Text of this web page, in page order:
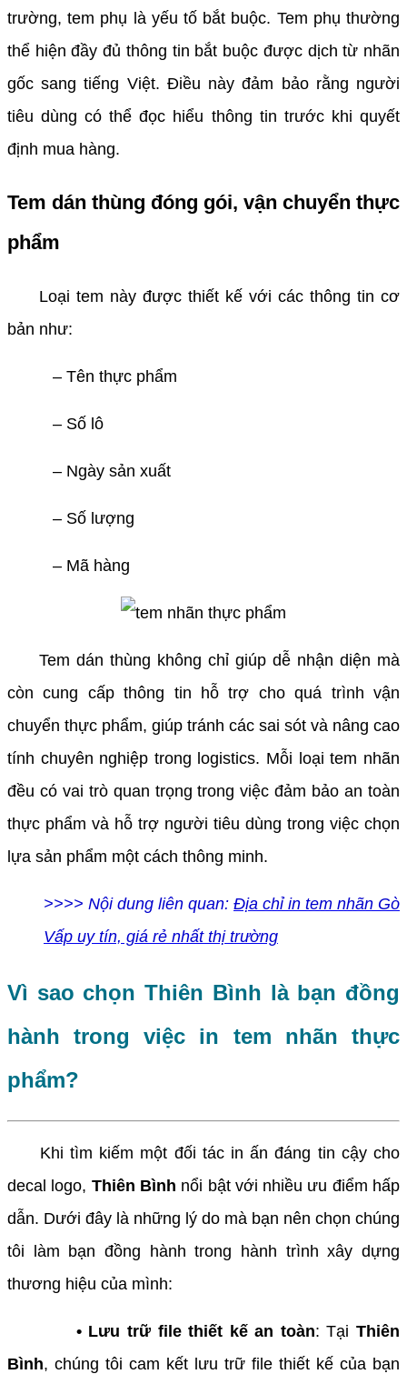
trường, tem phụ là yếu tố bắt buộc. Tem phụ thường
thể hiện đầy đủ thông tin bắt buộc được dịch từ nhãn
gốc sang tiếng Việt. Điều này đảm bảo rằng người
tiêu dùng có thể đọc hiểu thông tin trước khi quyết
định mua hàng.
Tem dán thùng đóng gói, vận chuyển thực
phẩm
Loại tem này được thiết kế với các thông tin cơ
bản như:
– Tên thực phẩm
– Số lô
– Ngày sản xuất
– Số lượng
– Mã hàng
Tem dán thùng không chỉ giúp dễ nhận diện mà
còn cung cấp thông tin hỗ trợ cho quá trình vận
chuyển thực phẩm, giúp tránh các sai sót và nâng cao
tính chuyên nghiệp trong logistics. Mỗi loại tem nhãn
đều có vai trò quan trọng trong việc đảm bảo an toàn
thực phẩm và hỗ trợ người tiêu dùng trong việc chọn
lựa sản phẩm một cách thông minh.
>>>> Nội dung liên quan: Địa chỉ in tem nhãn Gò
Vấp uy tín, giá rẻ nhất thị trường
Vì sao chọn Thiên Bình là bạn đồng
hành trong việc in tem nhãn thực
phẩm?
Khi tìm kiếm một đối tác in ấn đáng tin cậy cho
decal logo, Thiên Bình nổi bật với nhiều ưu điểm hấp
dẫn. Dưới đây là những lý do mà bạn nên chọn chúng
tôi làm bạn đồng hành trong hành trình xây dựng
thương hiệu của mình:
• Lưu trữ file thiết kế an toàn: TạiThiên
Bình, chúng tôi cam kết lưu trữ file thiết kế của bạn